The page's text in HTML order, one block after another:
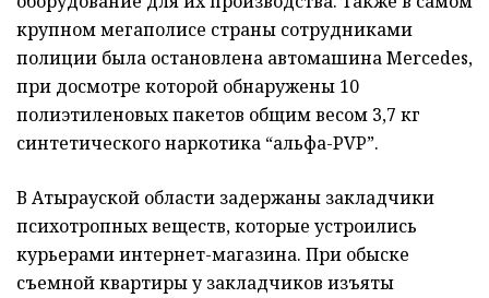
крупном мегаполисе страны сотрудниками
полиции была остановлена автомашина Mercedes,
при досмотре которой обнаружены 10
полиэтиленовых пакетов общим весом 3,7 кг
синтетического наркотика “aльфа-PVP”.
В Атырауской области задержаны закладчики
психотропных веществ, которые устроились
курьерами интернет-магазина. При обыске
съемной квартиры у закладчиков изъяты